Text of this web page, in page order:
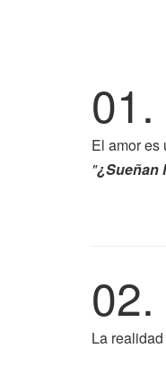
01.
El amor es
"¿Sueñan
02.
La